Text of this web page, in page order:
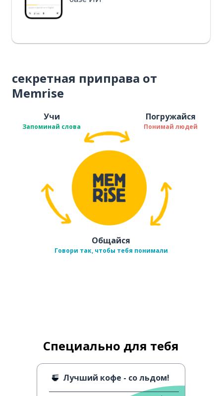
секретная приправа от
Memrise
Учи
Запоминай слова
Погружайся
Понимай людей
Общайся
Говори так, чтобы тебя понимали
Специально для тебя
Лучший кофе - со льдом!